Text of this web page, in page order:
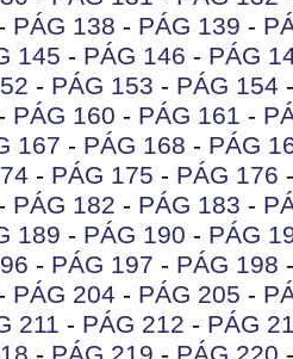
- PÁG 138 - PÁG 139 -
145 - PÁG 146 - PÁG
- PÁG 153 - PÁG 154
- PÁG 160 - PÁG 161 -
167 - PÁG 168 - PÁG
- PÁG 175 - PÁG 176
- PÁG 182 - PÁG 183 -
189 - PÁG 190 - PÁG
- PÁG 197 - PÁG 198
- PÁG 204 - PÁG 205 -
211 - PÁG 212 - PÁG